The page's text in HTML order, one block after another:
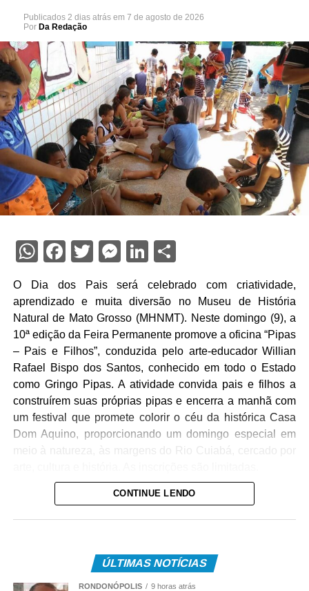
Publicados 2 dias atrás em 7 de agosto de 2026
Por Da Redação
WhatsApp
Facebook
Twitter
Messenger
LinkedIn
Share
O Dia dos Pais será celebrado com criatividade,
aprendizado e muita diversão no Museu de História
Natural de Mato Grosso (MHNMT). Neste domingo (9), a
10ª edição da Feira Permanente promove a oficina “Pipas
– Pais e Filhos”, conduzida pelo arte-educador Willian
Rafael Bispo dos Santos, conhecido em todo o Estado
como Gringo Pipas. A atividade convida pais e filhos a
construírem suas próprias pipas e encerra a manhã com
um festival que promete colorir o céu da histórica Casa
Dom Aquino, proporcionando um domingo especial em
meio à natureza, às margens do Rio Cuiabá, cercado por
A oficina começa às 9h30 com uma conversa sobre a
confecção, montagem e equilíbrio da pipa e, ao final,
participam de um festival para colocar as criações no ar.
CONTINUE LENDO
ÚLTIMAS NOTÍCIAS
RONDONÓPOLIS 9 horas atrás